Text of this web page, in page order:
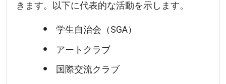
きます。以下に代表的な活動を示します。
学生自治会（SGA）
アートクラブ
国際交流クラブ